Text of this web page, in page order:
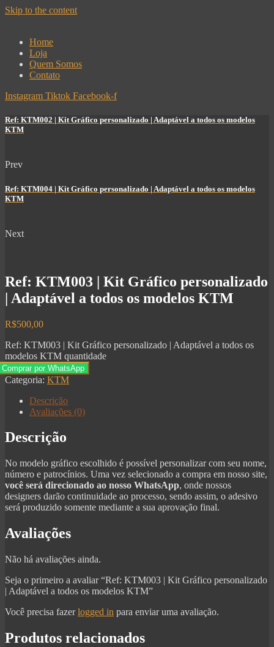
Skip to the content
Home
Loja
Quem Somos
Contato
Instagram Tiktok Facebook-f
Ref: KTM002 | Kit Gráfico personalizado | Adaptável a todos os modelos
KTM
Prev
Ref: KTM004 | Kit Gráfico personalizado | Adaptável a todos os modelos
KTM
Next
Ref: KTM003 | Kit Gráfico personalizado
| Adaptável a todos os modelos KTM
R$500,00
Ref: KTM003 | Kit Gráfico personalizado | Adaptável a todos os
modelos KTM quantidade
Comprar por WhatsApp
Categoria: KTM
Descrição
Avaliações (0)
Descrição
No modelo gráfico escolhido é possível personalizar com seu nome,
número e patrocínios. Uma vez selecionado a compra em nosso site,
você será direcionado ao nosso WhatsApp, onde nossos
designers darão continuidade ao processo, sendo assim, o adesivo
será produzido somente mediante a sua aprovação final.
Avaliações
Não há avaliações ainda.
Seja o primeiro a avaliar “Ref: KTM003 | Kit Gráfico personalizado
| Adaptável a todos os modelos KTM”
Você precisa fazerlogged in para enviar uma avaliação.
Produtos relacionados